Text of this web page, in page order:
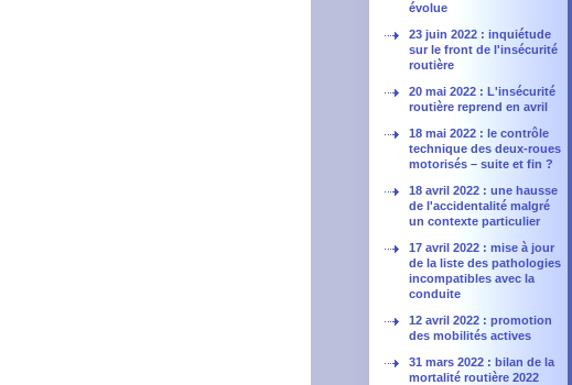
évolue
23 juin 2022 : inquiétude
sur le front de l'insécurité
routière
20 mai 2022 : L'insécurité
routière reprend en avril
18 mai 2022 : le contrôle
technique des deux-roues
motorisés – suite et fin ?
18 avril 2022 : une hausse
de l'accidentalité malgré
un contexte particulier
17 avril 2022 : mise à jour
de la liste des pathologies
incompatibles avec la
conduite
12 avril 2022 : promotion
des mobilités actives
31 mars 2022 : bilan de la
mortalité routière 2022